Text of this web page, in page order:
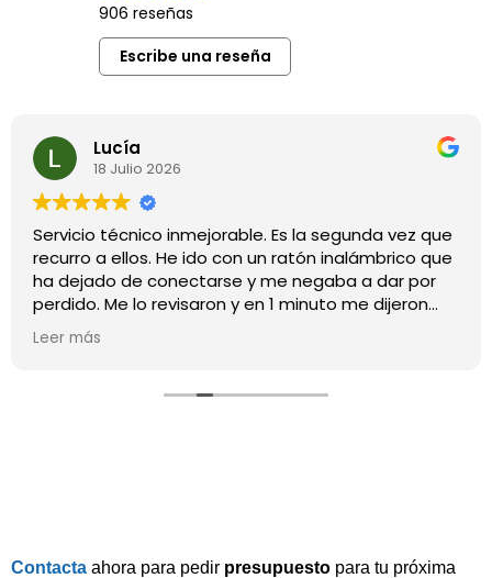
906 reseñas
Escribe una reseña
Lucía
18 Julio 2026
Servicio técnico inmejorable. Es la segunda vez que
recurro a ellos. He ido con un ratón inalámbrico que
ha dejado de conectarse y me negaba a dar por
perdido. Me lo revisaron y en 1 minuto me dijeron
que no había nada que hacer. No me han querido
cobrar nada. La vez anterior fui con un disco duro
segundos en diagnosticar que era necesario
Leer más
Contacta ahora para pedir presupuesto para tu próxima